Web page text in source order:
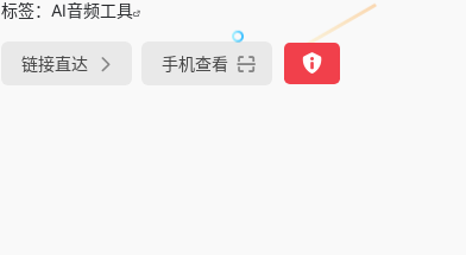
标签： AI音频工具
链接直达 手机查看